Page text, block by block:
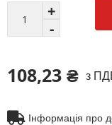
108,23 ₴ з
Інформація про